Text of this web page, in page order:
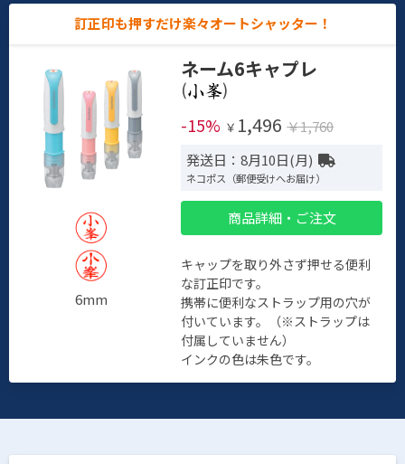
訂正印も押すだけ楽々オートシャッター！
6mm
ネーム6キャプレ
(
)
-15% ￥ 1,496 ￥1,760
発送日：8月10日(月)
ネコポス（郵便受けへお届け）
商品詳細・ご注文
キャップを取り外さず押せる便利
な訂正印です。
携帯に便利なストラップ用の穴が
付いています。（※ストラップは
付属していません）
インクの色は朱色です。